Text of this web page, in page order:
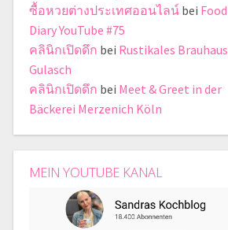
ซื้อหวยต่างประเทศออนไลน์ bei Food
Diary YouTube #75
คลินิกเปิดดึก bei Rustikales Brauhaus
Gulasch
คลินิกเปิดดึก bei Meet & Greet in der
Bäckerei Merzenich Köln
MEIN YOUTUBE KANAL